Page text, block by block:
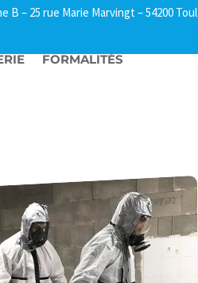
B – 25 rue Marie Marvingt – 54200 Toul
FORMALITÉS